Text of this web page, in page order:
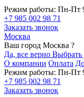
Режим работы: Пн-Пт
+7 985 002 98 71
Заказать звонок
Москва
Ваш город Москва ?
Да, все верно Выбрать
О компании Оплата
Режим работы: Пн-Пт
+7 985 002 98 71
Заказать звонок